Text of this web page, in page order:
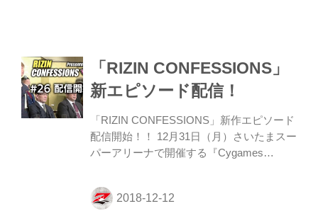
「RIZIN CONFESSIONS」
新エピソード配信！
「RIZIN CONFESSIONS」新作エピソード
配信開始！！ 12月31日（月）さいたまスー
パーアリーナで開催する『Cygames
配信。RIZIN初のタイトルマッチとなる
「RIZIN女子スーパーアトム級タイトルマ